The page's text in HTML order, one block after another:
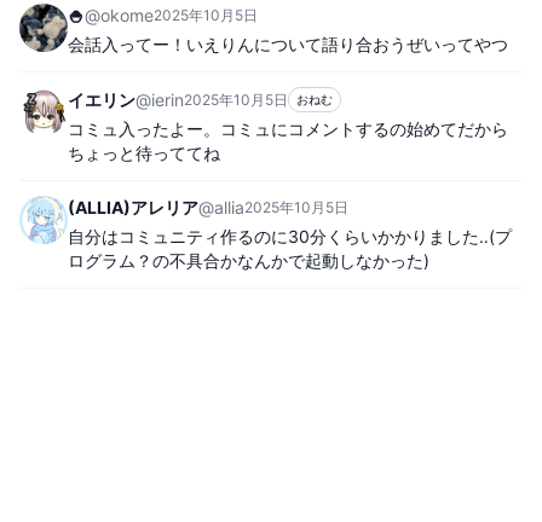
🍚@okome2025年10月5日
会話入ってー！いえりんについて語り合おうぜいってやつ
イエリン@ierin2025年10月5日 おねむ
コミュ入ったよー。コミュにコメントするの始めてだから
ちょっと待っててね
(ALLIA)アレリア@allia2025年10月5日
自分はコミュニティ作るのに30分くらいかかりました‥(プ
ログラム？の不具合かなんかで起動しなかった)